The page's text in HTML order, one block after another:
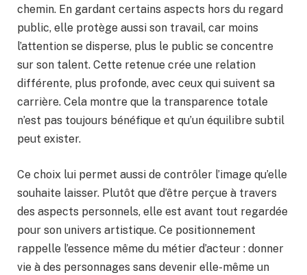
chemin. En gardant certains aspects hors du regard
public, elle protège aussi son travail, car moins
l’attention se disperse, plus le public se concentre
sur son talent. Cette retenue crée une relation
différente, plus profonde, avec ceux qui suivent sa
carrière. Cela montre que la transparence totale
n’est pas toujours bénéfique et qu’un équilibre subtil
peut exister.
Ce choix lui permet aussi de contrôler l’image qu’elle
souhaite laisser. Plutôt que d’être perçue à travers
des aspects personnels, elle est avant tout regardée
pour son univers artistique. Ce positionnement
rappelle l’essence même du métier d’acteur : donner
vie à des personnages sans devenir elle-même un